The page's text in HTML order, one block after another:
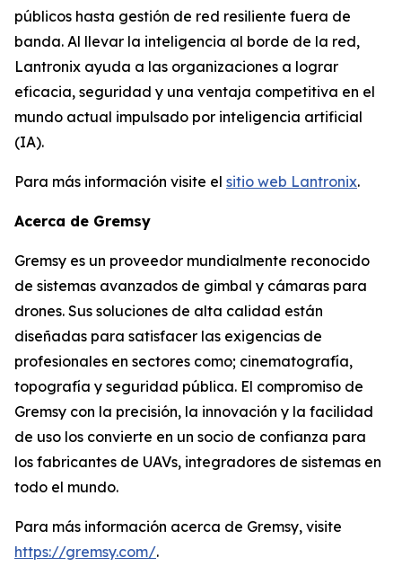
públicos hasta gestión de red resiliente fuera de
banda. Al llevar la inteligencia al borde de la red,
Lantronix ayuda a las organizaciones a lograr
eficacia, seguridad y una ventaja competitiva en el
mundo actual impulsado por inteligencia artificial
(IA).
Para más información visite el sitio web Lantronix.
Acerca de Gremsy
Gremsy es un proveedor mundialmente reconocido
de sistemas avanzados de gimbal y cámaras para
drones. Sus soluciones de alta calidad están
diseñadas para satisfacer las exigencias de
profesionales en sectores como; cinematografía,
topografía y seguridad pública. El compromiso de
Gremsy con la precisión, la innovación y la facilidad
de uso los convierte en un socio de confianza para
los fabricantes de UAVs, integradores de sistemas en
todo el mundo.
Para más información acerca de Gremsy, visite
https://gremsy.com/.